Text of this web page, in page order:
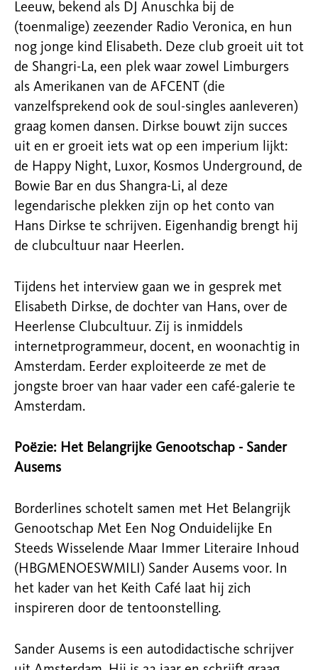
Leeuw, bekend als DJ Anuschka bij de
(toenmalige) zeezender Radio Veronica, en hun
nog jonge kind Elisabeth. Deze club groeit uit tot
de Shangri-La, een plek waar zowel Limburgers
als Amerikanen van de AFCENT (die
vanzelfsprekend ook de soul-singles aanleveren)
graag komen dansen. Dirkse bouwt zijn succes
uit en er groeit iets wat op een imperium lijkt:
de Happy Night, Luxor, Kosmos Underground, de
Bowie Bar en dus Shangra-Li, al deze
legendarische plekken zijn op het conto van
Hans Dirkse te schrijven. Eigenhandig brengt hij
de clubcultuur naar Heerlen.
Tijdens het interview gaan we in gesprek met
Elisabeth Dirkse, de dochter van Hans, over de
Heerlense Clubcultuur. Zij is inmiddels
internetprogrammeur, docent, en woonachtig in
Amsterdam. Eerder exploiteerde ze met de
jongste broer van haar vader een café-galerie te
Amsterdam.
Poëzie: Het Belangrijke Genootschap - Sander
Ausems
Borderlines schotelt samen met Het Belangrijk
Genootschap Met Een Nog Onduidelijke En
Steeds Wisselende Maar Immer Literaire Inhoud
(HBGMENOESWMILI) Sander Ausems voor. In
het kader van het Keith Café laat hij zich
inspireren door de tentoonstelling.
Sander Ausems is een autodidactische schrijver